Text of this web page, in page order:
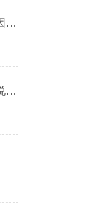
Jurkat细胞NFAT-Luc2-PVRIG基因过表达稳转株的构建与意义
RIN-14B大鼠胰岛素瘤细胞 培养说明书